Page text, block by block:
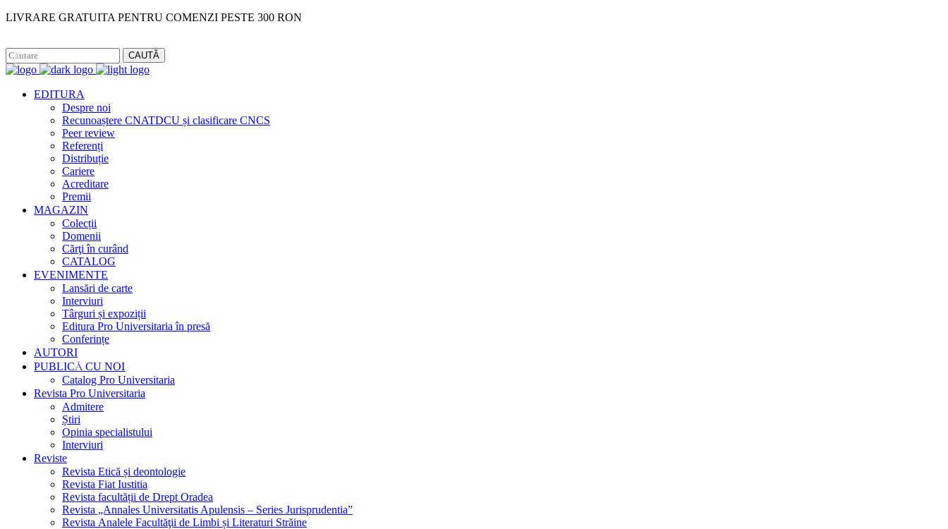
LIVRARE GRATUITA PENTRU COMENZI PESTE 300 RON
CAUTĂ
EDITURA
Despre noi
Recunoaștere CNATDCU și clasificare CNCS
Peer review
Referenți
Distribuție
Cariere
Acreditare
Premii
MAGAZIN
Colecții
Domenii
Cărţi în curând
CATALOG
EVENIMENTE
Lansări de carte
Interviuri
Târguri și expoziții
Editura Pro Universitaria în presă
Conferințe
AUTORI
PUBLICĂ CU NOI
Catalog Pro Universitaria
Revista Pro Universitaria
Admitere
Știri
Opinia specialistului
Interviuri
Reviste
Revista Etică și deontologie
Revista Fiat Iustitia
Revista facultății de Drept Oradea
Revista „Annales Universitatis Apulensis – Series Jurisprudentia”
Revista Analele Facultăţii de Limbi și Literaturi Străine